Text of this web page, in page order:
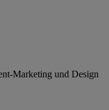
Marketing und Design